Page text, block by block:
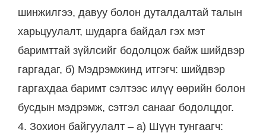
шинжилгээ, давуу болон дуталдалтай талын
харьцуулалт, шударга байдал гэх мэт
баримттай зүйлсийг бодолцож байж шийдвэр
гаргадаг, б) Мэдрэмжинд итгэгч: шийдвэр
гаргахдаа баримт сэлтээс илүү өөрийн болон
бусдын мэдрэмж, сэтгэл санааг бодолцдог.
4. Зохион байгуулалт – а) Шүүн тунгаагч: